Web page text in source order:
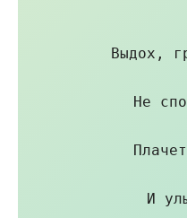
Выдох,
Не
И